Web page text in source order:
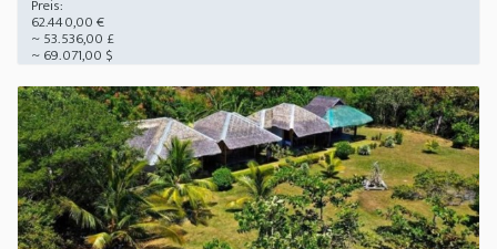
Preis:
62.440,00 €
~ 53.536,00 £
~ 69.071,00 $